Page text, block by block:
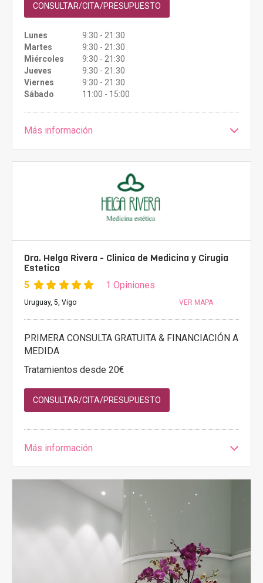
CONSULTAR/CITA/PRESUPUESTO
Lunes
9:30 - 21:30
Martes
9:30 - 21:30
Miércoles
9:30 - 21:30
Jueves
9:30 - 21:30
Viernes
9:30 - 21:30
Sábado
11:00 - 15:00
Más información
Dra. Helga Rivera - Clinica de Medicina y Cirugia
Estetica
5 1 Opiniones
Uruguay, 5, Vigo VER MAPA
PRIMERA CONSULTA GRATUITA & FINANCIACIÓN A
MEDIDA
Tratamientos desde 20€
CONSULTAR/CITA/PRESUPUESTO
Más información